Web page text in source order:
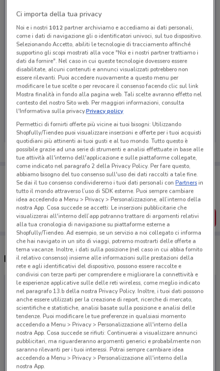
Ci dispiace, al momento non abbiamo pubblicato
volantini nella tua zona. Riprova più tardi.
Porta DoveConviene sempre con te!
Puoi trovare le migliori offerte dei negozi vicino a te,
salvarle e creare la tua lista del risparmio, comodamente
dal tuo cellulare.
SCARICA L’APP
Negozi Banco di Sardegna a Valmontone
Ci importa della tua privacy
Noi e i nostri 1012partner archiviamo e accediamo ai dati personali,
come i dati di navigazione gli o identificatori univoci, sul tuo dispositivo.
Selezionando Accetto, abiliti le tecnologie di tracciamento affinché
supportino gli scopi mostrati alla voce "Noi e i nostri partner trattiamo i
dati da fornire". Nel caso in cui queste tecnologie dovessero essere
disabilitate, alcuni contenuti e annunci visualizzati potrebbero non
essere rilevanti. Puoi accedere nuovamente a questo menu per
modificare le tue scelte o per revocare il consenso facendo clic sul link
Mostra finalità in fondo alla pagina web. Tali scelte avranno effetto nel
contesto del nostro Sito web. Per maggiori informazioni, consulta
l'Informativa sulla privacy.Privacy policy
Permettici di fornirti offerte più vicine ai tuoi bisogni: Utilizzando
Shopfully/Tiendeo puoi visualizzare inserzioni e offerte per i tuoi acquisti
quotidiani più attinenti ai tuoi gusti e al tuo mondo. Tutto questo è
possibile grazie ad una serie di strumenti e analisi effettuate in base alle
tue attività all'interno dell'applicazione e sulle piattaforme collegate,
come indicato nel paragrafo 2 della Privacy Policy. Per fare questo,
abbiamo bisogno del tuo consenso sull'uso dei dati raccolti a tale fine.
Se dai il tuo consenso condivideremo i tuoi dati personali conPartnersin
tutto il mondo attraverso l’uso di SDK esterne. Puoi sempre cambiare
idea accedendo a Menu > Privacy > Personalizzazione, all’interno della
nostra App. Cosa succede se accetti: Le inserzioni pubblicitarie che
visualizzerai all'interno dell’app potranno trattare di argomenti relativi
alla tua cronologia di navigazione su piattaforme esterne a
Shopfully/Tiendeo. Ad esempio, se un servizio a noi collegato ci informa
che hai navigato in un sito di viaggi, potremo mostrarti delle offerte a
tema vacanze. Inoltre, i dati sulla posizione (nel caso in cui abbia fornito
il relativo consenso) insieme alle informazioni sulle prestazioni della
rete e agli identificativi del dispositivo, possono essere raccolte e
condivisi con terze parti per comprendere e migliorare la connettività e
le esperienze applicative sulle delle reti wireless, come meglio indicato
nel paragrafo 13.b della nostra Privacy Policy. Inoltre, i tuoi dati possono
anche essere utilizzati per la creazione di report, ricerche di mercato,
scientifiche e statistiche, analisi basate sulla posizione e analisi delle
tendenze. Puoi modificare le tue preferenze in qualsiasi momento
accedendo a Menu > Privacy > Personalizzazione all'interno della
nostra App. Cosa succede se rifiuti: Continuerai a visualizzare annunci
pubblicitari, ma riguarderanno argomenti generici e probabilmente non
saranno rilevanti per i tuoi interessi. Potrai sempre cambiare idea
accedendo a Menu > Privacy > Personalizzazione all'interno della
nostra App.